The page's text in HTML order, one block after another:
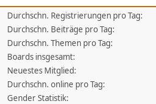
Durchschn. Registrierungen pro Tag:
Durchschn. Beiträge pro Tag:
Durchschn. Themen pro Tag:
Boards insgesamt:
Neuestes Mitglied:
Durchschn. online pro Tag:
Gender Statistik: